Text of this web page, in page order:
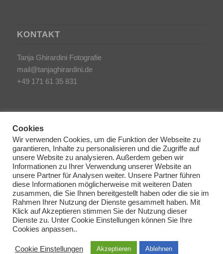
KONTAKT
Tanja Ghirardini Fotografie
mail@tanjaghirardini.de
+49 171 61 35 831
SONSTIGES
AGB/Impressum
Haftungsausschluss
Datenschutzerklärung
Cookie Richtlinien
Cookies
Wir verwenden Cookies, um die Funktion der Webseite zu
garantieren, Inhalte zu personalisieren und die Zugriffe auf
unsere Website zu analysieren. Außerdem geben wir
Informationen zu Ihrer Verwendung unserer Website an
unsere Partner für Analysen weiter. Unsere Partner führen
diese Informationen möglicherweise mit weiteren Daten
zusammen, die Sie Ihnen bereitgestellt haben oder die sie im
Rahmen Ihrer Nutzung der Dienste gesammelt haben. Mit
Klick auf Akzeptieren stimmen Sie der Nutzung dieser
Dienste zu. Unter Cookie Einstellungen können Sie Ihre
Cookies anpassen..
Cookie Einstellungen Akzeptieren Ablehnen